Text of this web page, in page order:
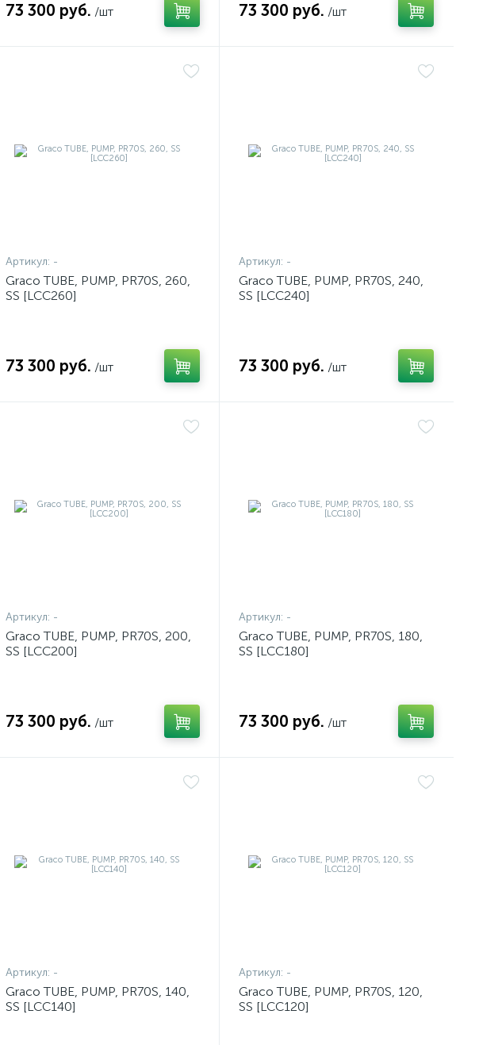
73 300 руб. /шт 73 300 руб. /шт
Артикул: -
Graco TUBE, PUMP, PR70S, 260,
SS [LCC260]
73 300 руб. /шт
Артикул: -
Graco TUBE, PUMP, PR70S, 240,
SS [LCC240]
73 300 руб. /шт
Артикул: -
Graco TUBE, PUMP, PR70S, 200,
SS [LCC200]
73 300 руб. /шт
Артикул: -
Graco TUBE, PUMP, PR70S, 180,
SS [LCC180]
73 300 руб. /шт
Артикул: -
Graco TUBE, PUMP, PR70S, 140,
SS [LCC140]
Артикул: -
Graco TUBE, PUMP, PR70S, 120,
SS [LCC120]